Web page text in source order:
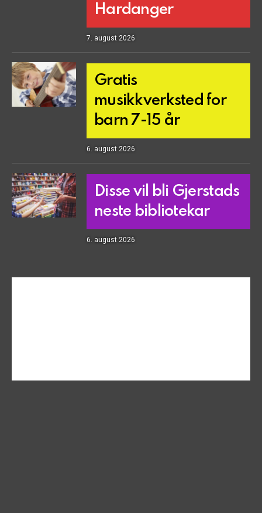
Hardanger
7. august 2026
Gratis
musikkverksted for
barn 7-15 år
6. august 2026
Disse vil bli Gjerstads
neste bibliotekar
6. august 2026